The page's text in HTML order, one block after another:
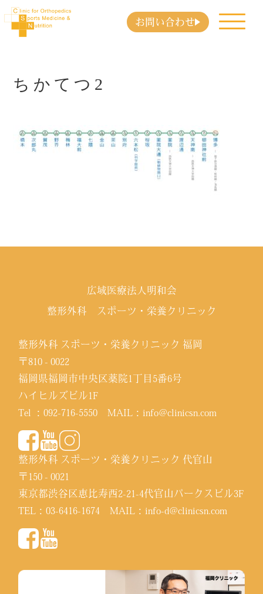
お問い合わせ
ちかてつ2
広域医療法人明和会
整形外科 スポーツ・栄養クリニック
整形外科 スポーツ・栄養クリニック 福岡
〒810 - 0022
福岡県福岡市中央区薬院1丁目5番6号
ハイヒルズビル1F
Tel ：092-716-5550 MAIL：info@clinicsn.com
整形外科 スポーツ・栄養クリニック 代官山
〒150 - 0021
東京都渋谷区恵比寿西2-21-4代官山パークスビル3F
TEL：03-6416-1674 MAIL：info-d@clinicsn.com